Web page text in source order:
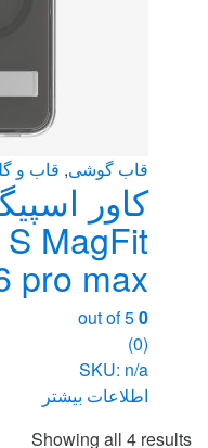
قاب گوشی, قاب و
pro max
0
(0)
SKU: n/a
اطلاعات بیشتر
Showing all 4 results